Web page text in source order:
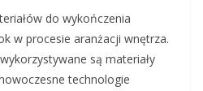
do wykończenia
w procesie aranżacji wnętrza.
są materiały
technologie